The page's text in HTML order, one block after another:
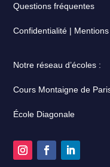
Questions fréquentes
Confidentialité |
Notre réseau d’écoles :
Cours Montaigne de
École Diagonale